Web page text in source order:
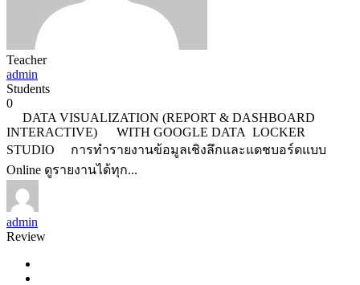
Teacher
admin
Students
0
DATA VISUALIZATION (REPORT & DASHBOARD
INTERACTIVE) WITH GOOGLE DATA LOCKER
STUDIO การทำรายงานข้อมูลเชิงลึกและแดชบอร์ดแบบ
Online ดูรายงานได้ทุก...
admin
Review